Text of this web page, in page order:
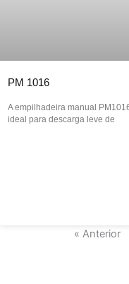
PM 1016
A empilhadeira manual
ideal para descarga leve de
« Anterior